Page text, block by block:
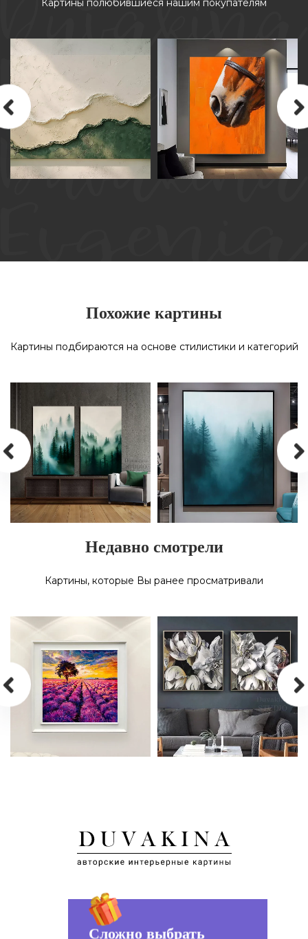
Картины полюбившиеся нашим покупателям
Похожие картины
Картины подбираются на основе стилистики и категорий
ХОЛСТЕ «ЛЕС В ТУМАНЕ»
КАРТИНА МАСЛОМ НА
ЛЕСА»
Недавно смотрели
Картины, которые Вы ранее просматривали
Сложно выбрать